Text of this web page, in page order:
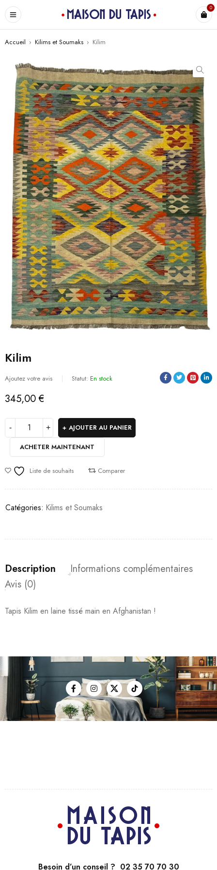
0
Accueil › Kilims et Soumaks › Kilim
Kilim
Ajoutez votre avis Statut: En stock
345,00€
AJOUTER AU PANIER
ACHETER MAINTENANT
Liste de souhaits Comparer
Catégories: Kilims et Soumaks
Description
Informations complémentaires
Avis (0)
Tapis Kilim en laine tissé main en Afghanistan !
Besoin d’un conseil ? 02 35 70 70 30